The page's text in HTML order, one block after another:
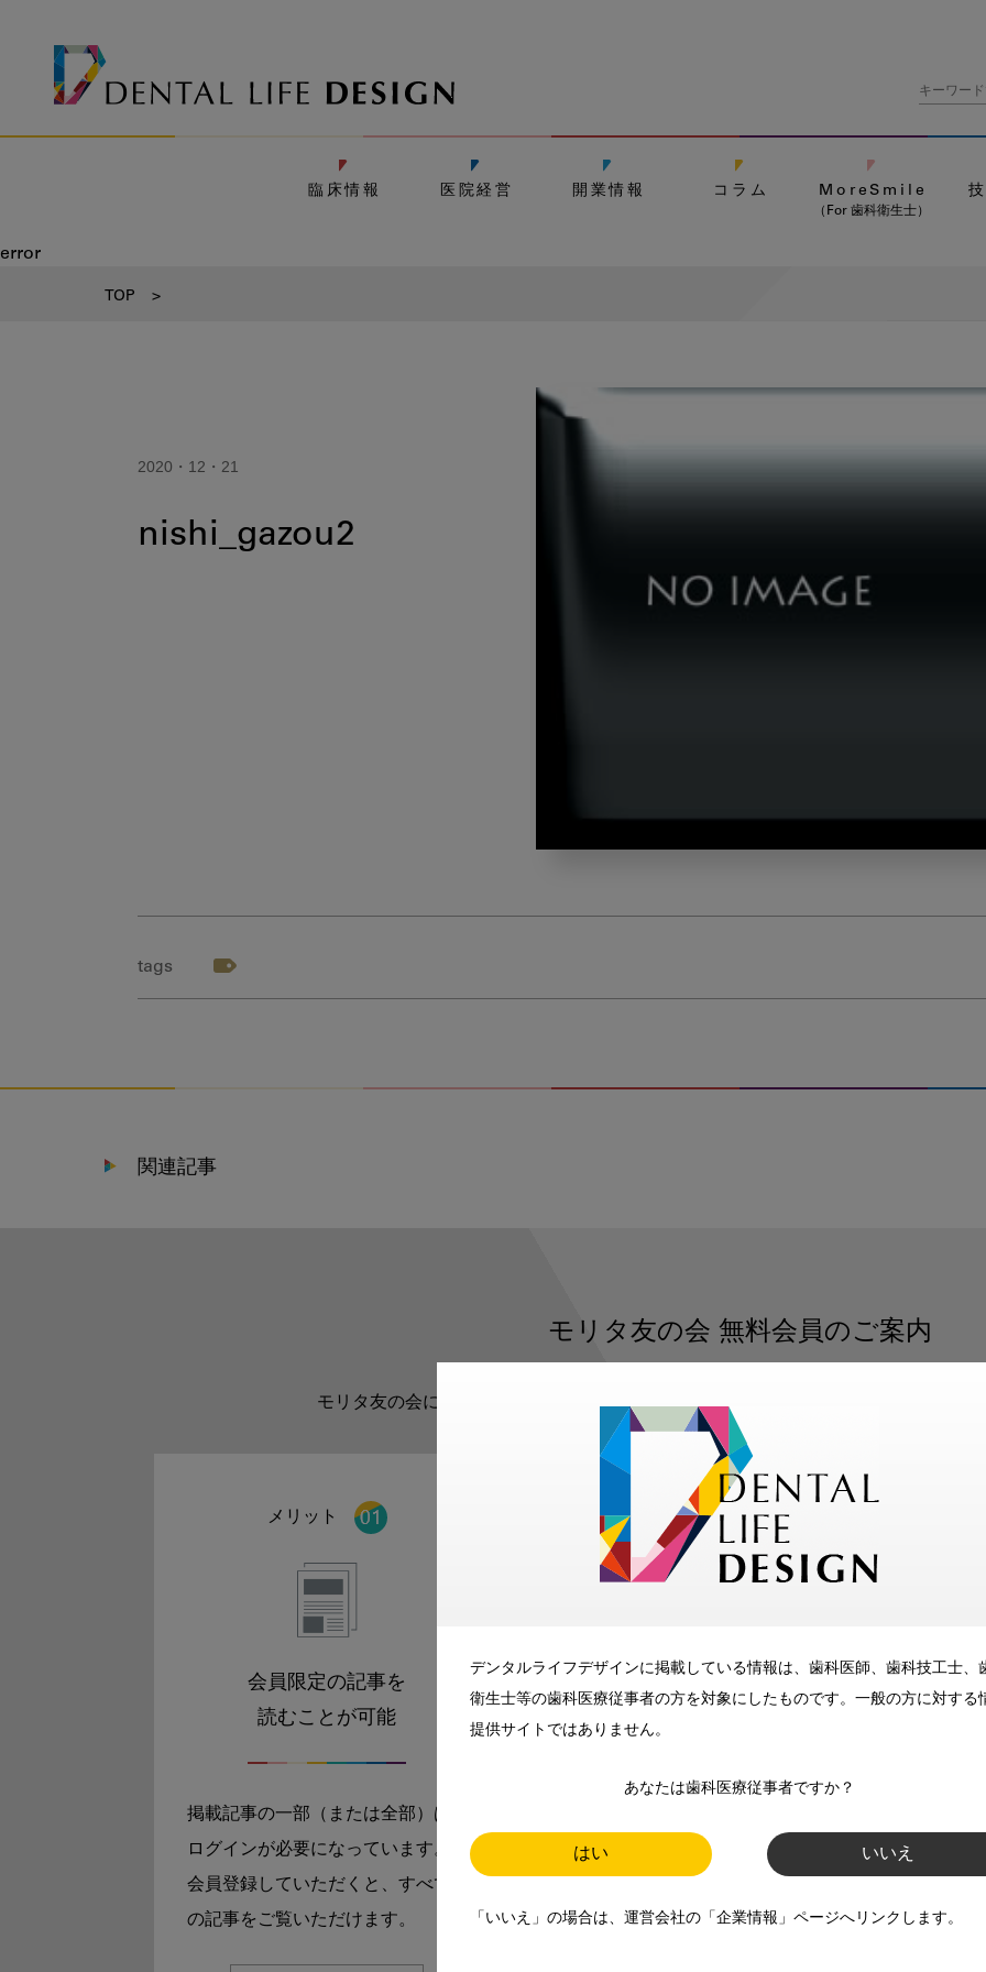
デンタルライフデザインに掲載している情報は、歯科医師、歯科技工士、
衛生士等の歯科医療従事者の方を対象にしたものです。一般の方に対する
提供サイトではありません。
あなたは歯科医療従事者ですか？
はい いいえ
「いいえ」の場合は、運営会社の「企業情報」ページへリンクします。
臨床情報 医院経営 開業情報 コラム MoreSmile
（For 歯科衛生士）
error
TOP >
2020・12・21
nishi_gazou2
tags
関連記事
モリタ友の会 無料会員のご案内
モリタ友の会に登録いただくと、デンタルライフデザインをもっと便利にご利用い
メリット
会員限定の記事を
読むことが可能
掲載記事の一部（または全部）は
ログインが必要になっています。
会員登録していただくと、すべて
の記事をご覧いただけます。
メリット
メールマガジンでお届け
師、歯科衛生士、歯科技工士）に
お届けします。